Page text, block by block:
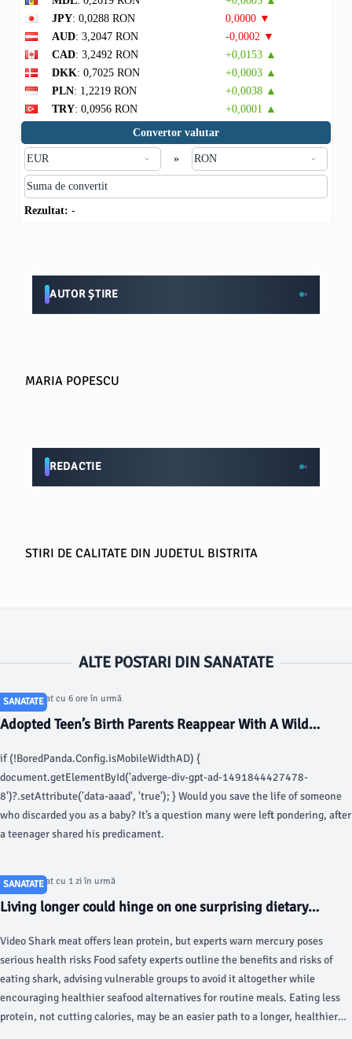
JPY: 0,0288 RON
0,0000 ▼
AUD: 3,2047 RON
-0,0002 ▼
CAD: 3,2492 RON
+0,0153 ▲
DKK: 0,7025 RON
+0,0003 ▲
PLN: 1,2219 RON
+0,0038 ▲
TRY: 0,0956 RON
+0,0001 ▲
Convertor valutar
»
Rezultat: -
AUTOR ȘTIRE
MARIA POPESCU
REDACTIE
STIRI DE CALITATE DIN JUDETUL BISTRITA
ALTE POSTARI DIN SANATATE
SANATATE
Articol postat cu 6 ore în urmă
Adopted Teen’s Birth Parents Reappear With A Wild
if (!BoredPanda.Config.isMobileWidthAD) {
document.getElementById('adverge-div-gpt-ad-1491844427478-
8')?.setAttribute('data-aaad', 'true'); } Would you save the life of someone
who discarded you as a baby? It’s a question many were left pondering, after
a teenager shared his predicament.
SANATATE
Articol postat cu 1 zi în urmă
Living longer could hinge on one surprising dietary
Video Shark meat offers lean protein, but experts warn mercury poses
serious health risks Food safety experts outline the benefits and risks of
eating shark, advising vulnerable groups to avoid it altogether while
encouraging healthier seafood alternatives for routine meals. Eating less
protein, not cutting calories, may be an easier path to a longer, healthier